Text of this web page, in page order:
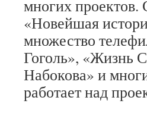
многих
«Новейшая
множество
Гоголь», «Жизнь
Набокова» и
работает над